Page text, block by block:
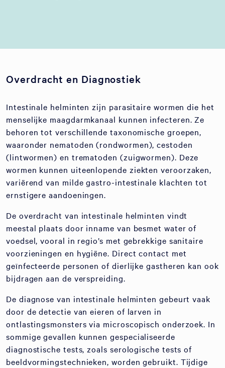
Overdracht en Diagnostiek
Intestinale helminten zijn parasitaire wormen die het
menselijke maagdarmkanaal kunnen infecteren. Ze
behoren tot verschillende taxonomische groepen,
waaronder nematoden (rondwormen), cestoden
(lintwormen) en trematoden (zuigwormen). Deze
wormen kunnen uiteenlopende ziekten veroorzaken,
variërend van milde gastro-intestinale klachten tot
ernstigere aandoeningen.
De overdracht van intestinale helminten vindt
meestal plaats door inname van besmet water of
voedsel, vooral in regio’s met gebrekkige sanitaire
voorzieningen en hygiëne. Direct contact met
geïnfecteerde personen of dierlijke gastheren kan ook
bijdragen aan de verspreiding.
De diagnose van intestinale helminten gebeurt vaak
door de detectie van eieren of larven in
ontlastingsmonsters via microscopisch onderzoek. In
sommige gevallen kunnen gespecialiseerde
diagnostische tests, zoals serologische tests of
beeldvormingstechnieken, worden gebruikt. Tijdige